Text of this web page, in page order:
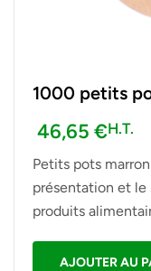
1000 petits
4 cm
46,65 €H.T.
Petits pots
présentation et
produits
AJOUTER AU